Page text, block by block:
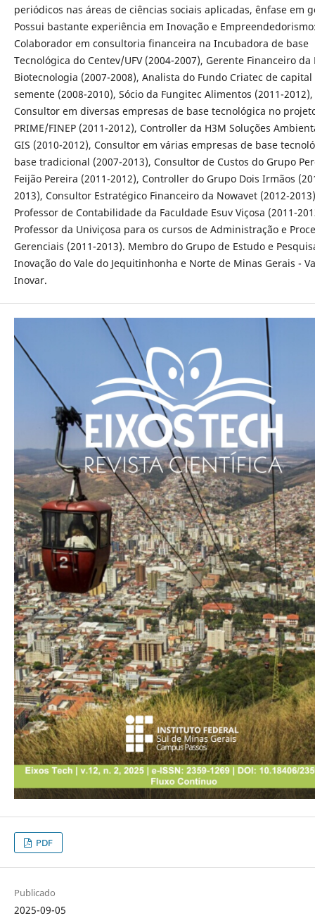
periódicos nas áreas de ciências sociais aplicadas, ênfase em
Possui bastante experiência em Inovação e
Colaborador em consultoria financeira na Incubadora de base
Tecnológica do Centev/UFV (2004-2007), Gerente Financeiro da
Biotecnologia (2007-2008), Analista do Fundo Criatec de capital
semente (2008-2010), Sócio da Fungitec Alimentos (2011-2012),
Consultor em diversas empresas de base tecnológica no
PRIME/FINEP (2011-2012), Controller da H3M Soluções
GIS (2010-2012), Consultor em várias empresas de base
base tradicional (2007-2013), Consultor de Custos do Grupo
Feijão Pereira (2011-2012), Controller do Grupo Dois Irmãos
2013), Consultor Estratégico Financeiro da Nowavet (2012-
Professor de Contabilidade da Faculdade Esuv Viçosa (2011-
Professor da Univiçosa para os cursos de Administração e
Gerenciais (2011-2013). Membro do Grupo de Estudo e
Inovação do Vale do Jequitinhonha e Norte de Minas Gerais -
Inovar.
PDF
Publicado
2025-09-05